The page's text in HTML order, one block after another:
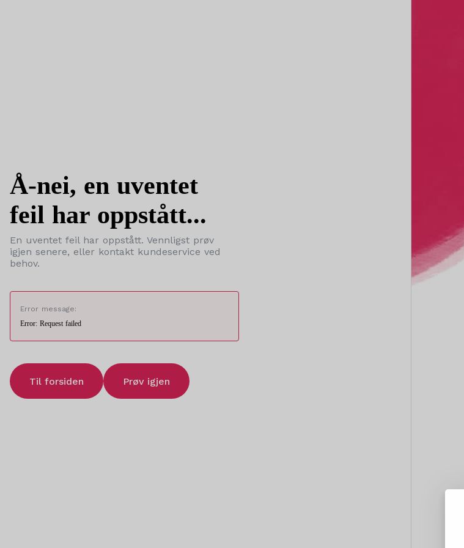
Å-nei, en uventet
feil har oppstått...
En uventet feil har oppstått. Vennligst prøv
igjen senere, eller kontakt kundeservice ved
behov.
Error message:
Error: Request failed
Til forsiden Prøv igjen